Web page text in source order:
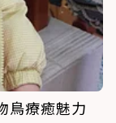
鳥療癒魅力